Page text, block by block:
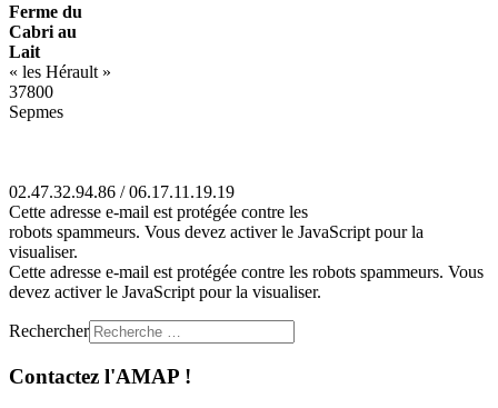
Ferme du
Cabri au
Lait
« les Hérault »
37800
Sepmes
02.47.32.94.86 / 06.17.11.19.19
Cette adresse e-mail est protégée contre les
robots spammeurs. Vous devez activer le JavaScript pour la
visualiser.
Cette adresse e-mail est protégée contre les robots spammeurs. Vous
devez activer le JavaScript pour la visualiser.
Rechercher
Contactez l'AMAP !